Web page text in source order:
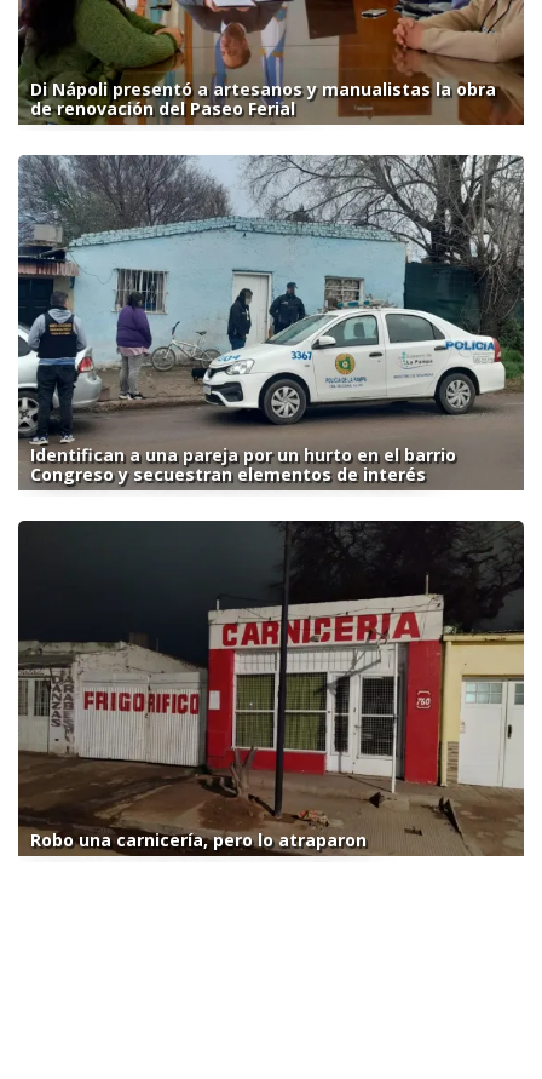
Di Nápoli presentó a artesanos y manualistas la obra
de renovación del Paseo Ferial
Identifican a una pareja por un hurto en el barrio
Congreso y secuestran elementos de interés
Robo una carnicería, pero lo atraparon